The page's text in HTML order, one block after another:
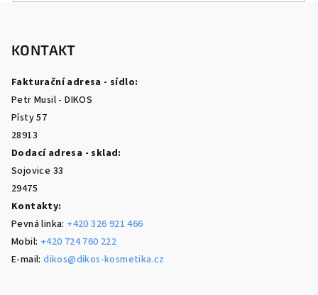
KONTAKT
Fakturační adresa - sídlo:
Petr Musil - DIKOS
Písty 57
28913
Dodací adresa - sklad:
Sojovice 33
29475
Kontakty:
Pevná linka: +420 326 921 466
Mobil: +420 724 760 222
E-mail:dikos@dikos-kosmetika.cz